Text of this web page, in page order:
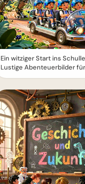
Ein witziger Start ins
Lustige Abenteuerbilder